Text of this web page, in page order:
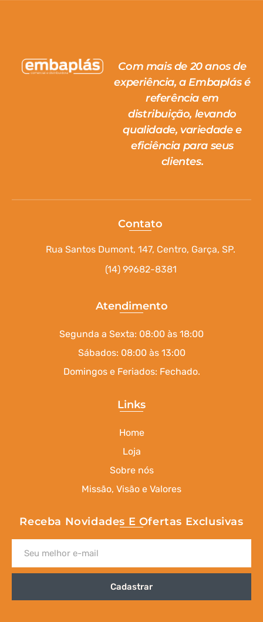
Com mais de 20 anos de
experiência, a Embaplás é
referência em
distribuição, levando
qualidade, variedade e
eficiência para seus
clientes.
Contato
Rua Santos Dumont, 147, Centro, Garça, SP.
(14) 99682-8381
Atendimento
Segunda a Sexta: 08:00 às 18:00
Sábados: 08:00 às 13:00
Domingos e Feriados: Fechado.
Links
Home
Loja
Sobre nós
Missão, Visão e Valores
Receba Novidades E Ofertas Exclusivas
Cadastrar